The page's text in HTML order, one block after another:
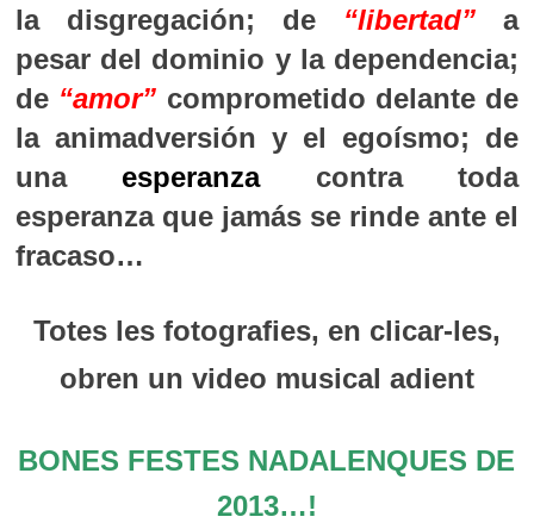
la disgregación; de “libertad” a
pesar del dominio y la dependencia;
de “amor” comprometido delante de
la animadversión y el egoísmo; de
una esperanzacontra toda
esperanza que jamás se rinde ante el
fracaso…
Totes les fotografies, en clicar-les,
obren un video musical adient
BONES FESTES NADALENQUES DE
2013…!